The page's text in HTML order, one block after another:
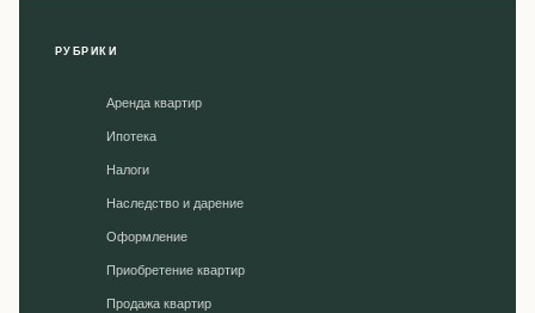
РУБРИКИ
Аренда квартир
Ипотека
Налоги
Наследство и дарение
Оформление
Приобретение квартир
Продажа квартир